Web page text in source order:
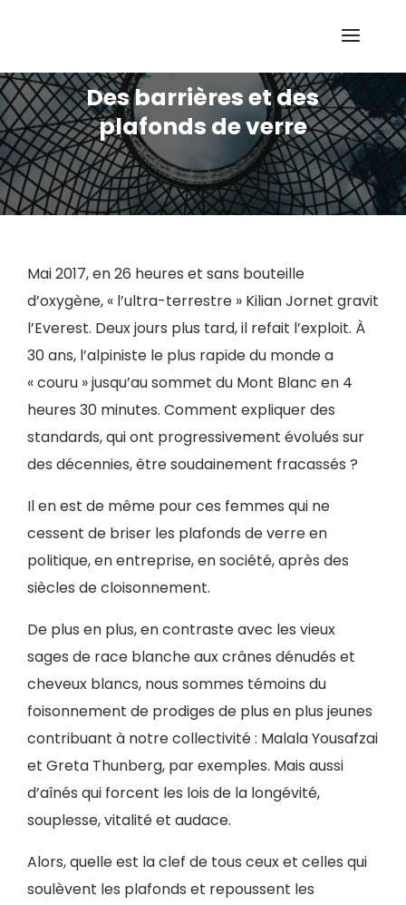
Des barrières et des
plafonds de verre
Mai 2017, en 26 heures et sans bouteille
d’oxygène, « l’ultra-terrestre » Kilian Jornet gravit
l’Everest. Deux jours plus tard, il refait l’exploit. À
30 ans, l’alpiniste le plus rapide du monde a
« couru » jusqu’au sommet du Mont Blanc en 4
heures 30 minutes. Comment expliquer des
standards, qui ont progressivement évolués sur
des décennies, être soudainement fracassés ?
Il en est de même pour ces femmes qui ne
cessent de briser les plafonds de verre en
politique, en entreprise, en société, après des
siècles de cloisonnement.
De plus en plus, en contraste avec les vieux
sages de race blanche aux crânes dénudés et
cheveux blancs, nous sommes témoins du
foisonnement de prodiges de plus en plus jeunes
contribuant à notre collectivité : Malala Yousafzai
et Greta Thunberg, par exemples. Mais aussi
d’aînés qui forcent les lois de la longévité,
souplesse, vitalité et audace.
Alors, quelle est la clef de tous ceux et celles qui
soulèvent les plafonds et repoussent les